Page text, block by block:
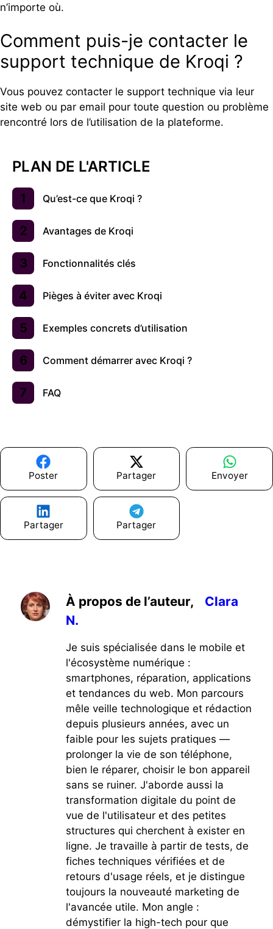
n’importe où.
Comment puis-je contacter le
support technique de Kroqi ?
Vous pouvez contacter le support technique via leur
site web ou par email pour toute question ou problème
rencontré lors de l’utilisation de la plateforme.
PLAN DE L'ARTICLE
Qu’est-ce que Kroqi ?
Avantages de Kroqi
Fonctionnalités clés
Pièges à éviter avec Kroqi
Exemples concrets d’utilisation
Comment démarrer avec Kroqi ?
FAQ
Poster Partager Envoyer
Partager Partager
À propos de l’auteur,
Clara
N.
Je suis spécialisée dans le mobile et
l'écosystème numérique :
smartphones, réparation, applications
et tendances du web. Mon parcours
mêle veille technologique et rédaction
depuis plusieurs années, avec un
faible pour les sujets pratiques —
prolonger la vie de son téléphone,
bien le réparer, choisir le bon appareil
sans se ruiner. J'aborde aussi la
transformation digitale du point de
vue de l'utilisateur et des petites
structures qui cherchent à exister en
ligne. Je travaille à partir de tests, de
fiches techniques vérifiées et de
retours d'usage réels, et je distingue
toujours la nouveauté marketing de
l'avancée utile. Mon angle :
démystifier la high-tech pour que